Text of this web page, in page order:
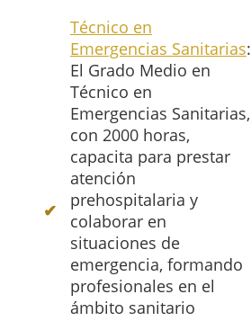
Técnico en
Emergencias Sanitarias:
El Grado Medio en
Técnico en
Emergencias Sanitarias,
con 2000 horas,
capacita para prestar
atención
prehospitalaria y
colaborar en
situaciones de
emergencia, formando
profesionales en el
ámbito sanitario